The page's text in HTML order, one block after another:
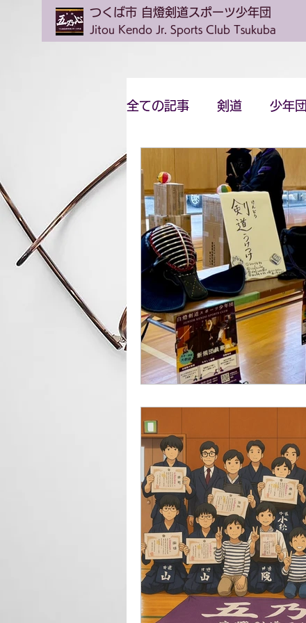
つくば市 自燈剣道スポーツ少年団
Jitou Kendo Jr. Sports Club Tsukuba
全ての記事 剣道 少年団